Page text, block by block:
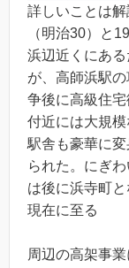
詳しいことは
（明治30）と
浜辺近くにあ
が、高師浜駅
争後に高級住
付近には大規
駅舎も豪華に
られた。にぎ
は後に浜寺町
現在に至る
周辺の高架事